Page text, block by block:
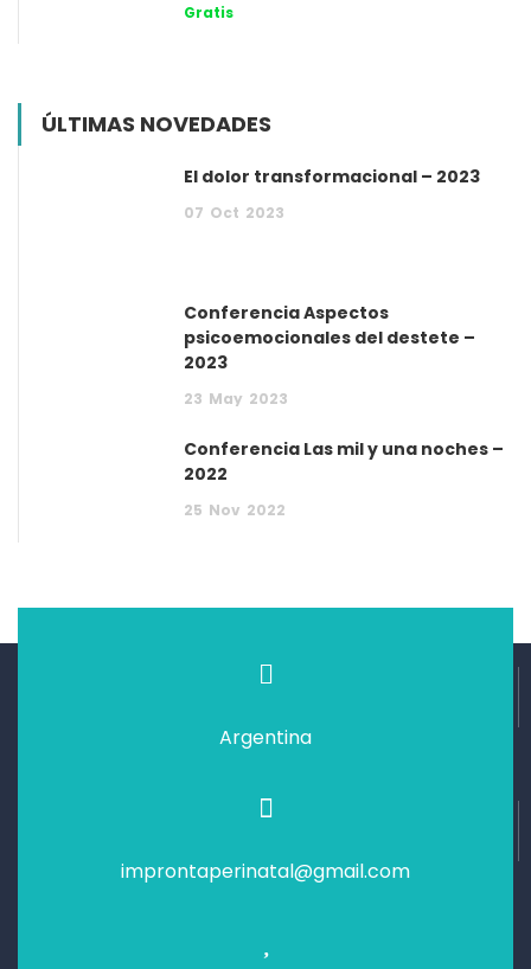
Gratis
ÚLTIMAS NOVEDADES
El dolor transformacional – 2023
07 Oct 2023
Conferencia Aspectos
psicoemocionales del destete –
2023
23 May 2023
Conferencia Las mil y una noches –
2022
25 Nov 2022
Argentina
improntaperinatal@gmail.com